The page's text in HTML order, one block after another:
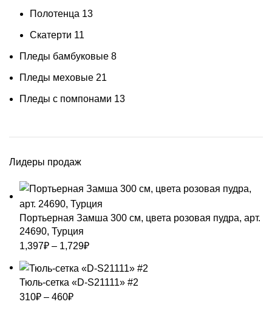
Полотенца 13
Скатерти 11
Пледы бамбуковые 8
Пледы меховые 21
Пледы с помпонами 13
Лидеры продаж
Портьерная Замша 300 см, цвета розовая пудра, арт.
24690, Турция
1,397₽ – 1,729₽
Тюль-сетка «D-S21111» #2
310₽ – 460₽